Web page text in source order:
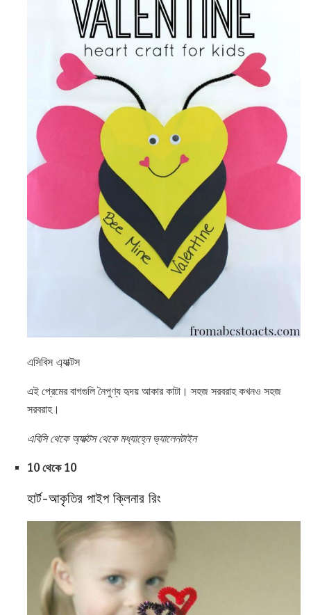
এসিবিস এ্যাক্টস
এই প্রেমের বাগগুলি নৈপুণ্য হৃদয় আকার কাটা। সহজ সরবরাহ কখনও সহজ
সরবরাহ।
এবিসি থেকে অ্যাক্টস থেকে মধ্যাহ্নে ভ্যালেনটাইন
10 থেকে 10
হার্ট-আকৃতির পাইপ ক্লিনার রিং